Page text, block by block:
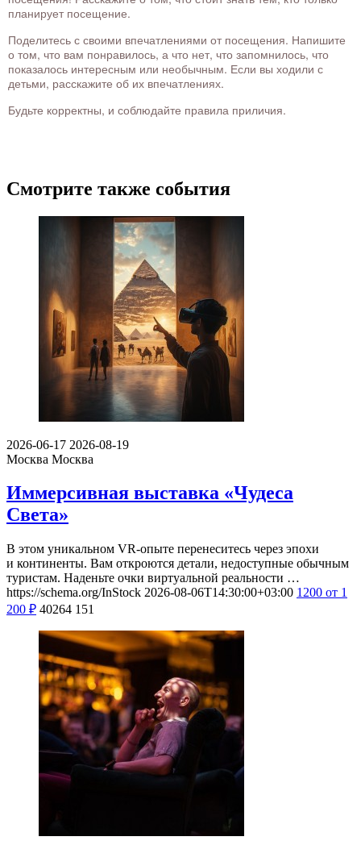
планирует посещение.
Поделитесь с своими впечатлениями от посещения. Напишите
о том, что вам понравилось, а что нет, что запомнилось, что
показалось интересным или необычным. Если вы ходили с
детьми, расскажите об их впечатлениях.
Будьте корректны, и соблюдайте правила приличия.
Смотрите также события
2026-06-17 2026-08-19
Москва Москва
Иммерсивная выставка «Чудеса
Света»
В этом уникальном VR-опыте перенеситесь через эпохи
и континенты. Вам откроются детали, недоступные обычным
туристам. Наденьте очки виртуальной реальности …
https://schema.org/InStock 2026-08-06T14:30:00+03:00 1200 от 1
200 ₽ 40264 151